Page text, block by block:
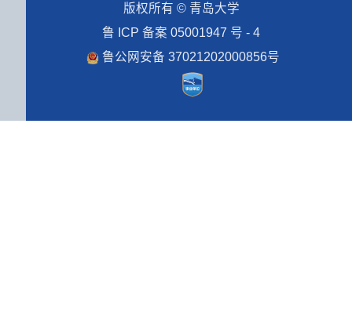
版权所有 © 青岛大学
鲁 ICP 备案 05001947 号 - 4
鲁公网安备 37021202000856号